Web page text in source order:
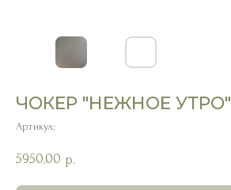
ЧОКЕР "НЕЖНОЕ УТРО"
Артикул:
5950,00 р.